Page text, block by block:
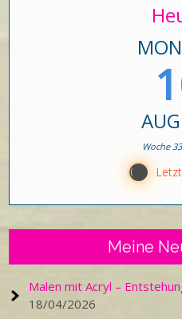
Woche
Y
Meine
Malen mit Acryl –
18/04/2026